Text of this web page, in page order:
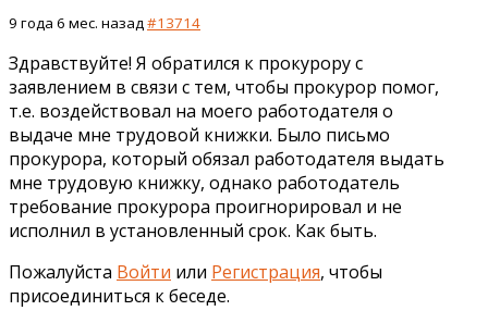
9 года 6 мес. назад #13714
Здравствуйте! Я обратился к прокурору с
заявлением в связи с тем, чтобы прокурор помог,
т.е. воздействовал на моего работодателя о
выдаче мне трудовой книжки. Было письмо
прокурора, который обязал работодателя выдать
мне трудовую книжку, однако работодатель
требование прокурора проигнорировал и не
исполнил в установленный срок. Как быть.
Пожалуйста Войти или Регистрация, чтобы
присоединиться к беседе.